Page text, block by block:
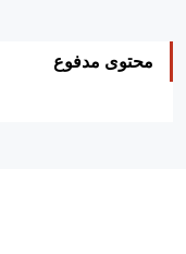
محتوى مدفوع